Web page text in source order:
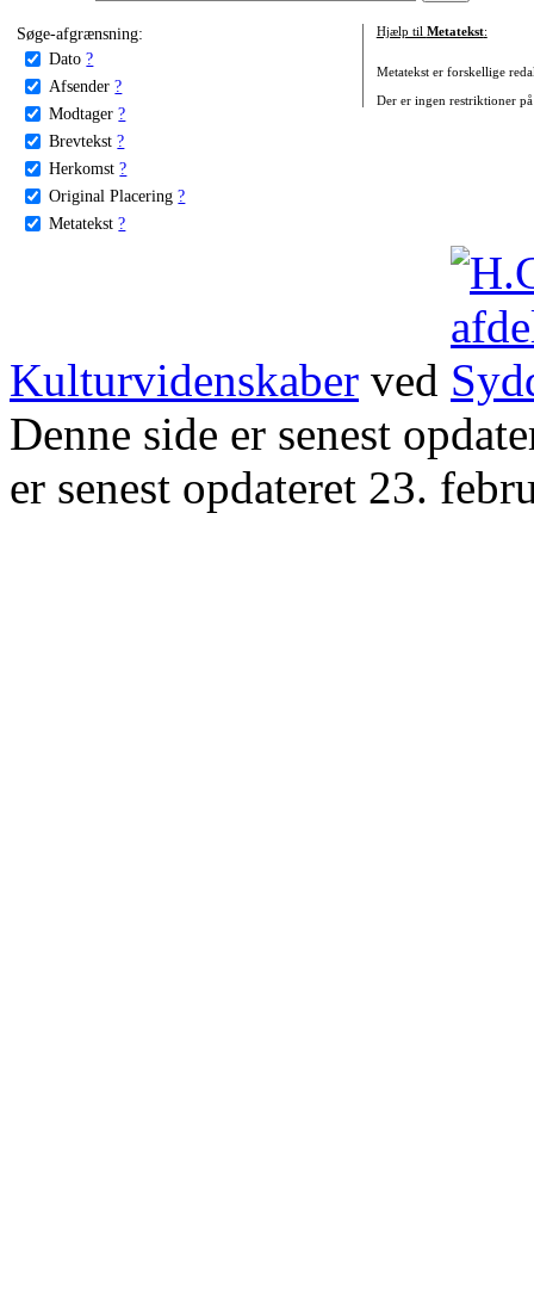
Søge-afgrænsning:
Dato ?
Afsender ?
Modtager ?
Brevtekst ?
Herkomst ?
Original Placering ?
Metatekst ?
Hjælp til Metatekst:
Metatekst er forskellige
Der er ingen restriktioner
Kulturvidenskaber ved
Denne side er senest
er senest opdateret 23.